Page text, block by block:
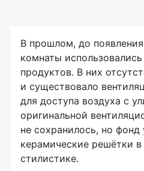
В прошлом, до
комнаты
продуктов. В них
и существовало
для доступа воздуха с
оригинальной
не сохранилось, но фонд
керамические решётки
стилистике.